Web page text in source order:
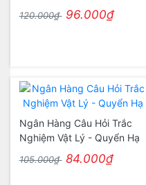
120.000₫ 96.000₫
Ngân Hàng Câu Hỏi Trắc
Nghiệm Vật Lý - Quyển Hạ
105.000₫ 84.000₫